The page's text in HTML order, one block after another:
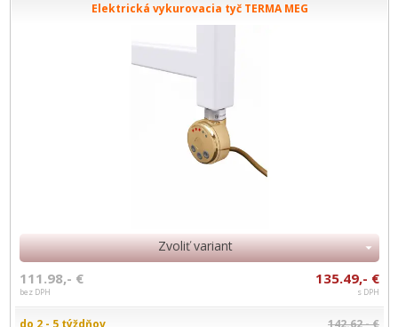
Elektrická vykurovacia tyč TERMA MEG
Zvoliť variant
111.98,- €
bez DPH
135.49,- €
s DPH
do 2 - 5 týždňov 142.62,- €